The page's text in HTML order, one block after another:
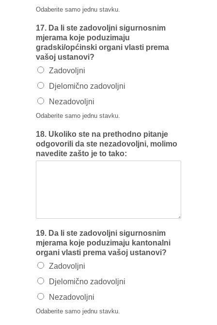
Odaberite samo jednu stavku.
17. Da Ii ste zadovoljni sigurnosnim
mjerama koje poduzimaju
gradski/općinski organi vlasti prema
vašoj ustanovi?
Zadovoljni
Djelomično zadovoljni
Nezadovoljni
Odaberite samo jednu stavku.
18. Ukoliko ste na prethodno pitanje
odgovorili da ste nezadovoljni, molimo
navedite zašto je to tako:
19. Da Ii ste zadovoljni sigurnosnim
mjerama koje poduzimaju kantonalni
organi vlasti prema vašoj ustanovi?
Zadovoljni
Djelomično zadovoljni
Nezadovoljni
Odaberite samo jednu stavku.